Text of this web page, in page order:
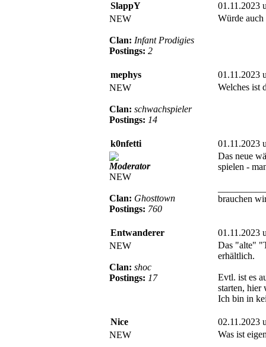
SlappY
01.11.2023
NEW
Clan: Infant Prodigies
Postings: 2
Würde auch
mephys
01.11.2023
NEW
Clan: schwachspieler
Postings: 14
Welches ist
k0nfetti 01.11.2023
Moderator
NEW
Clan: Ghosttown
Postings: 760
Das neue
spielen -
brauchen
Entwanderer
01.11.2023
NEW
Clan: shoc
Postings: 17
Das "alte"
erhältlich.
Evtl. ist es
starten, hier
Ich bin in
Nice
02.11.2023
NEW
Was ist